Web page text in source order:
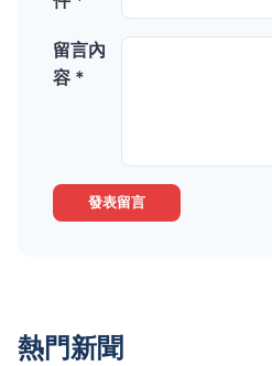
留言內
容 *
發表留言
熱門新聞